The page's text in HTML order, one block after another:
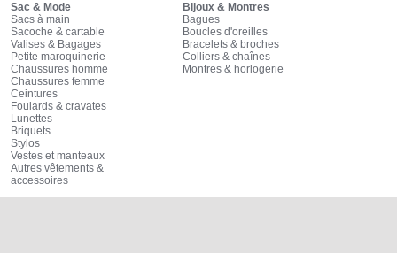
Sac & Mode
Sacs à main
Sacoche & cartable
Valises & Bagages
Petite maroquinerie
Chaussures homme
Chaussures femme
Ceintures
Foulards & cravates
Lunettes
Briquets
Stylos
Vestes et manteaux
Autres vêtements &
accessoires
Bijoux & Montres
Bagues
Boucles d'oreilles
Bracelets & broches
Colliers & chaînes
Montres & horlogerie